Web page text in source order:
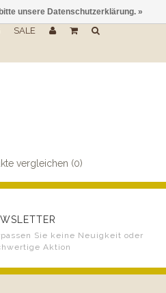
SALE
vergleichen (0)
Sie keine Neuigkeit oder
Aktion
unsere Datenschutzerklärung. »